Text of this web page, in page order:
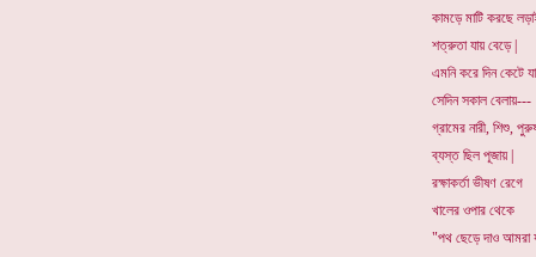
কামড়ে মাটি করছে
শত্রুতা যায় বেড়ে |
এমনি করে দিন কেটে
সেদিন সকাল বেলায়---
গ্রামের নারী, শিশু,
ব্যস্ত ছিল পূজায় |
রক্ষাকর্তা ভীষণ রেগে
খালের ওপার থেকে
"পথ ছেড়ে দাও আমরা